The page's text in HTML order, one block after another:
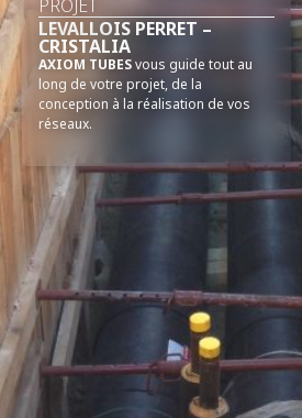
PROJET
LEVALLOIS PERRET –
CRISTALIA
AXIOM TUBESvous guide tout au
long de votre projet, de la
conception à la réalisation de vos
réseaux.